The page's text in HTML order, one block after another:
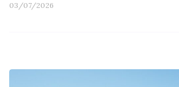
03/07/2026